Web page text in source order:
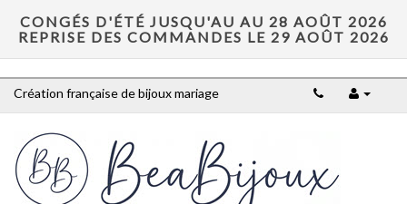
CONGÉS D'ÉTÉ JUSQU'AU AU 28 AOÛT 2026
REPRISE DES COMMANDES LE 29 AOÛT 2026
Création française de bijoux mariage